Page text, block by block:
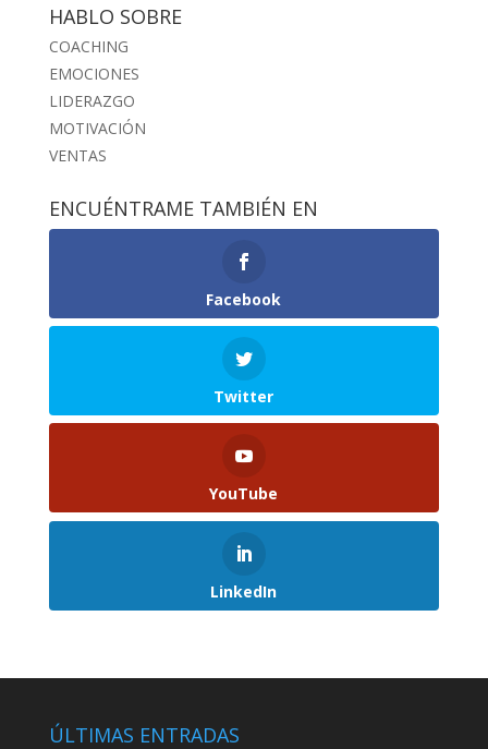
HABLO SOBRE
COACHING
EMOCIONES
LIDERAZGO
MOTIVACIÓN
VENTAS
ENCUÉNTRAME TAMBIÉN EN
Facebook
Twitter
YouTube
LinkedIn
ÚLTIMAS ENTRADAS